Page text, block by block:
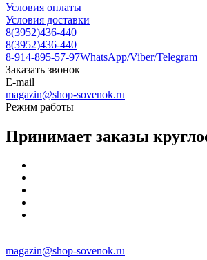
Условия оплаты
Условия доставки
8(3952)436-440
8(3952)436-440
8-914-895-57-97WhatsApp/Viber/Telegram
Заказать звонок
E-mail
magazin@shop-sovenok.ru
Режим работы
Принимает заказы
magazin@shop-sovenok.ru